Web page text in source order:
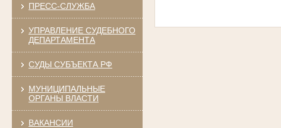
ПРЕСС-СЛУЖБА
УПРАВЛЕНИЕ СУДЕБНОГО
ДЕПАРТАМЕНТА
СУДЫ СУБЪЕКТА РФ
МУНИЦИПАЛЬНЫЕ
ОРГАНЫ ВЛАСТИ
ВАКАНСИИ